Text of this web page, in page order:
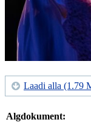
Laadi alla (1.79
Algdokument: